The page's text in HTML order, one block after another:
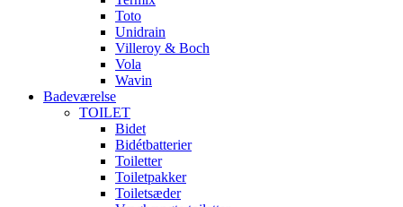
Toto
Unidrain
Villeroy & Boch
Vola
Wavin
Badeværelse
TOILET
Bidet
Bidétbatterier
Toiletter
Toiletpakker
Toiletsæder